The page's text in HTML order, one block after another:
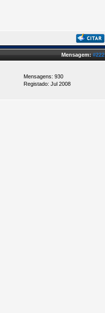
Mensagem:#222
Mensagens: 930
Registado: Jul 2008